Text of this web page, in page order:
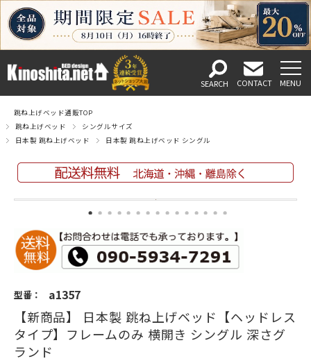
跳ね上げベッド通販TOP
跳ね上げベッド
シングルサイズ
日本製 跳ね上げベッド
日本製 跳ね上げベッド シングル
型番： a1357
【新商品】 日本製 跳ね上げベッド【ヘッドレス
タイプ】フレームのみ 横開き シングル 深さグ
ランド